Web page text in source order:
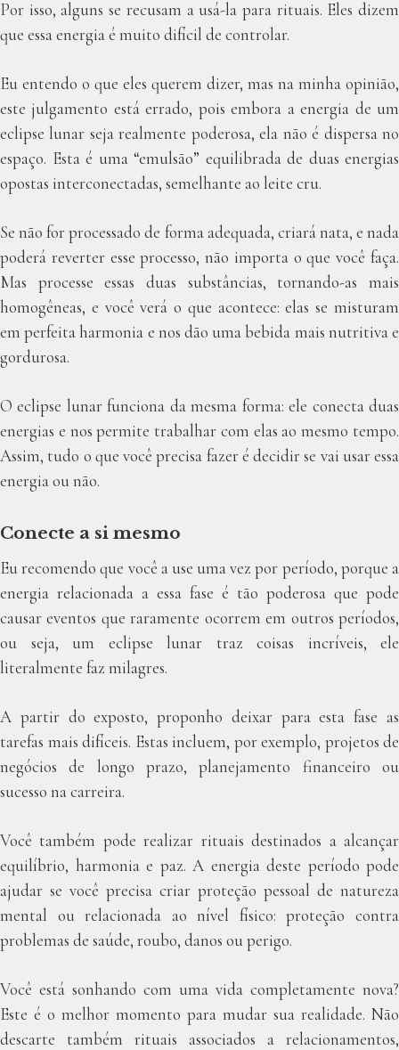
Por isso, alguns se recusam a usá-la para rituais. Eles dizem
que essa energia é muito difícil de controlar.
Eu entendo o que eles querem dizer, mas na minha opinião,
este julgamento está errado, pois embora a energia de um
eclipse lunar seja realmente poderosa, ela não é dispersa no
espaço. Esta é uma “emulsão” equilibrada de duas energias
opostas interconectadas, semelhante ao leite cru.
Se não for processado de forma adequada, criará nata, e nada
poderá reverter esse processo, não importa o que você faça.
Mas processe essas duas substâncias, tornando-as mais
homogêneas, e você verá o que acontece: elas se misturam
em perfeita harmonia e nos dão uma bebida mais nutritiva e
gordurosa.
O eclipse lunar funciona da mesma forma: ele conecta duas
energias e nos permite trabalhar com elas ao mesmo tempo.
Assim, tudo o que você precisa fazer é decidir se vai usar essa
energia ou não.
Conecte a si mesmo
Eu recomendo que você a use uma vez por período, porque a
energia relacionada a essa fase é tão poderosa que pode
causar eventos que raramente ocorrem em outros períodos,
ou seja, um eclipse lunar traz coisas incríveis, ele
literalmente faz milagres.
A partir do exposto, proponho deixar para esta fase as
tarefas mais difíceis. Estas incluem, por exemplo, projetos de
negócios de longo prazo, planejamento financeiro ou
sucesso na carreira.
Você também pode realizar rituais destinados a alcançar
equilíbrio, harmonia e paz. A energia deste período pode
ajudar se você precisa criar proteção pessoal de natureza
mental ou relacionada ao nível físico: proteção contra
problemas de saúde, roubo, danos ou perigo.
Você está sonhando com uma vida completamente nova?
Este é o melhor momento para mudar sua realidade. Não
descarte também rituais associados a relacionamentos,